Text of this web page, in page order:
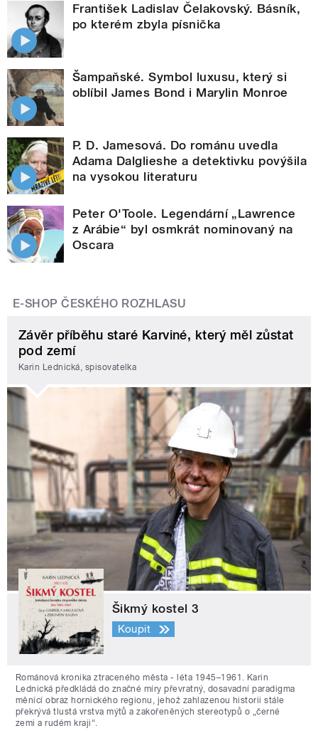
František Ladislav Čelakovský. Básník,
po kterém zbyla písnička
Šampaňské. Symbol luxusu, který si
oblíbil James Bond i Marylin Monroe
P. D. Jamesová. Do románu uvedla
Adama Dalglieshe a detektivku povýšila
na vysokou literaturu
Peter O'Toole. Legendární „Lawrence
z Arábie“ byl osmkrát nominovaný na
Oscara
E-SHOP ČESKÉHO ROZHLASU
Závěr příběhu staré Karviné, který měl zůstat
pod zemí
Karin Lednická, spisovatelka
Šikmý kostel 3
Koupit
Románová kronika ztraceného města - léta 1945–1961. Karin
Lednická předkládá do značné míry převratný, dosavadní paradigma
měnící obraz hornického regionu, jehož zahlazenou historii stále
překrývá tlustá vrstva mýtů a zakořeněných stereotypů o „černé
zemi a rudém kraji“.